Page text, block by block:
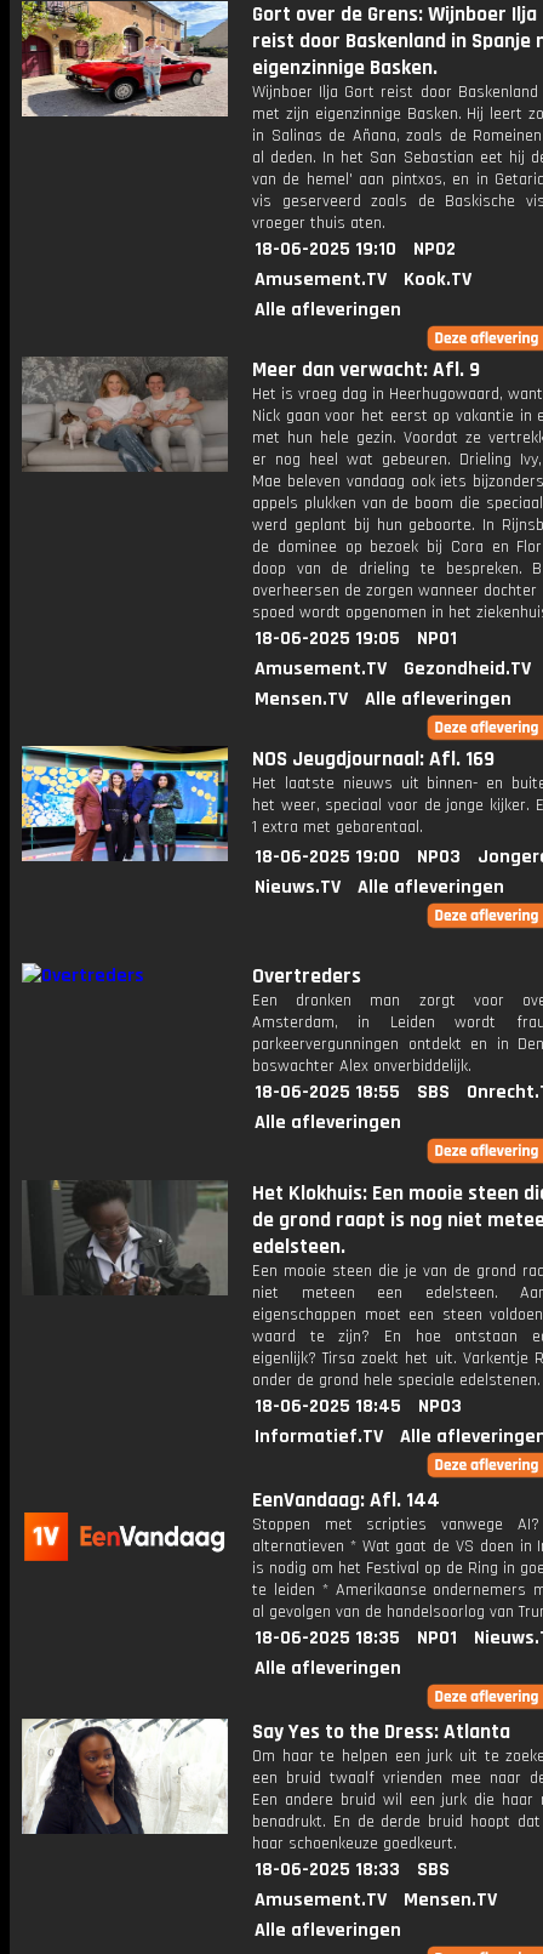
Gort over de Grens: Wijnboer Ilja
reist door Baskenland in Spanje
eigenzinnige Basken.
Wijnboer Ilja Gort reist door Baskenland
met zijn eigenzinnige Basken. Hij leert
in Salinas de Añana, zoals de
al deden. In het San Sebastian eet hij
van de hemel' aan pintxos, en in
vis geserveerd zoals de Baskische
vroeger thuis aten.
18-06-2025 19:10
NPO2
Amusement.TV
Kook.TV
Alle afleveringen
Meer dan verwacht: Afl. 9
Het is vroeg dag in Heerhugowaard,
Nick gaan voor het eerst op vakantie in
met hun hele gezin. Voordat ze
er nog heel wat gebeuren. Drieling
Mae beleven vandaag ook iets
appels plukken van de boom die
werd geplant bij hun geboorte. In
de dominee op bezoek bij Cora en
doop van de drieling te bespreken.
overheersen de zorgen wanneer dochter
spoed wordt opgenomen in het
18-06-2025 19:05
NPO1
Amusement.TV
Gezondheid.TV
Mensen.TV
Alle afleveringen
NOS Jeugdjournaal: Afl. 169
Het laatste nieuws uit binnen- en
het weer, speciaal voor de jonge kijker.
1 extra met gebarentaal.
18-06-2025 19:00 NPO3
Nieuws.TV
Alle afleveringen
Overtreders
Een dronken man zorgt voor
Amsterdam, in Leiden wordt
parkeervergunningen ontdekt en in
boswachter Alex onverbiddelijk.
18-06-2025 18:55 SBS
Alle afleveringen
Het Klokhuis: Een mooie steen
de grond raapt is nog niet
edelsteen.
Een mooie steen die je van de grond
niet meteen een edelsteen.
eigenschappen moet een steen
waard te zijn? En hoe ontstaan
eigenlijk? Tirsa zoekt het uit. Varkentje
onder de grond hele speciale edelstenen.
18-06-2025 18:45
NPO3
Informatief.TV
Alle
EenVandaag: Afl. 144
Stoppen met scripties vanwege
alternatieven * Wat gaat de VS doen in
is nodig om het Festival op de Ring in
te leiden * Amerikaanse ondernemers
al gevolgen van de handelsoorlog van
18-06-2025 18:35 NPO1
Alle afleveringen
Say Yes to the Dress: Atlanta
Om haar te helpen een jurk uit te
een bruid twaalf vrienden mee naar
Een andere bruid wil een jurk die haar
benadrukt. En de derde bruid hoopt
haar schoenkeuze goedkeurt.
18-06-2025 18:33
SBS
Amusement.TV
Mensen.TV
Alle afleveringen